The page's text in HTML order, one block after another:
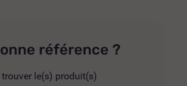
référence ?
le(s) produit(s)